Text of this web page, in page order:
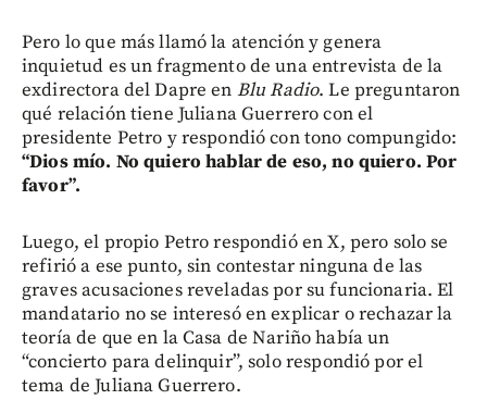
Pero lo que más llamó la atención y genera
inquietud es un fragmento de una entrevista de la
exdirectora del Dapre en Blu Radio. Le preguntaron
qué relación tiene Juliana Guerrero con el
presidente Petro y respondió con tono compungido:
“Dios mío. No quiero hablar de eso, no quiero. Por
favor”.
Luego, el propio Petro respondió en X, pero solo se
refirió a ese punto, sin contestar ninguna de las
graves acusaciones reveladas por su funcionaria. El
mandatario no se interesó en explicar o rechazar la
teoría de que en la Casa de Nariño había un
“concierto para delinquir”, solo respondió por el
tema de Juliana Guerrero.